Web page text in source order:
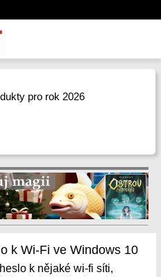
pro rok 2026
k Wi-Fi ve Windows 10
k nějaké wi-fi síti,